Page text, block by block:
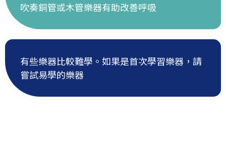
吹奏銅管或木管樂器有助改善呼吸
有些樂器比較難學。如果是首次學習樂器，請
嘗試易學的樂器